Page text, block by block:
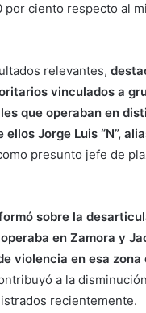
por ciento respecto al
relevantes,
vinculados a
que operaban en
Jorge Luis “N”,
presunto jefe de
sobre la
en Zamora y
violencia en esa zona
a la
recientemente.